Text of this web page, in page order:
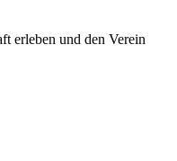
erleben und den Verein